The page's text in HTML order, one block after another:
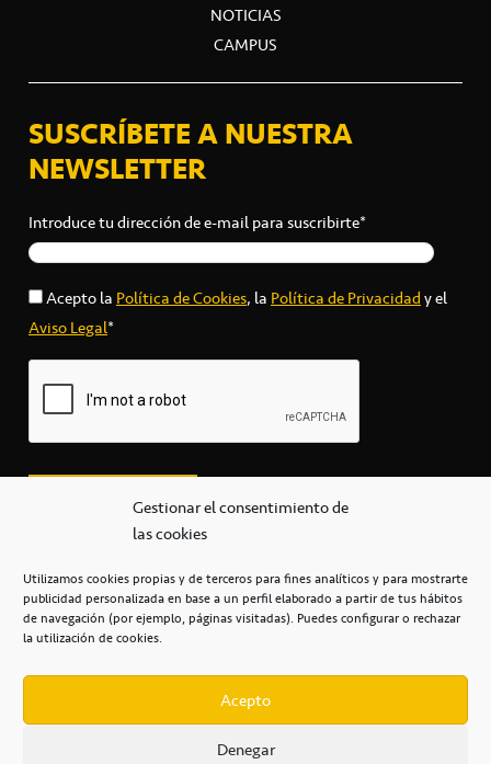
Gestionar el consentimiento de
las cookies
Utilizamos cookies propias y de terceros para fines analíticos y para mostrarte
publicidad personalizada en base a un perfil elaborado a partir de tus hábitos
de navegación (por ejemplo, páginas visitadas). Puedes configurar o rechazar
la utilización de cookies.
Acepto
Denegar
NOTICIAS
CAMPUS
SUSCRÍBETE A NUESTRA
NEWSLETTER
Introduce tu dirección de e-mail para suscribirte*
Acepto la Política de Cookies, la Política de Privacidady el
Aviso Legal*
secretaria@cbcanarias.es
+34 922 253 684
Casa del Deporte / 38108 – La Laguna